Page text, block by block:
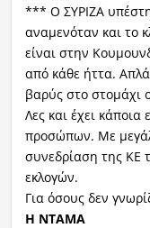
*** Ο ΣΥΡΙΖΑ
αναμενόταν και το
είναι στην
από κάθε ήττα.
βαρύς στο στομάχι
Λες και έχει
προσώπων. Με
συνεδρίαση της ΚΕ
εκλογών.
Για όσους δεν
H NTAMA